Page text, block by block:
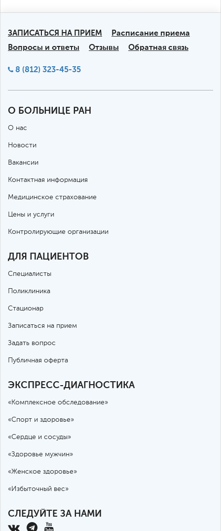
ЗАПИСАТЬСЯ НА ПРИЕМ
Расписание приема
Вопросы и ответы
Отзывы Обратная связь
8 (812) 323-45-35
О БОЛЬНИЦЕ РАН
О нас
Новости
Вакансии
Контактная информация
Медицинское страхование
Цены и услуги
Контролирующие организации
ДЛЯ ПАЦИЕНТОВ
Специалисты
Поликлиника
Стационар
Записаться на прием
Задать вопрос
Публичная оферта
ЭКСПРЕСС-ДИАГНОСТИКА
«Комплексное обследование»
«Спорт и здоровье»
«Сердце и сосуды»
«Здоровье мужчин»
«Женское здоровье»
«Избыточный вес»
СЛЕДУЙТЕ ЗА НАМИ